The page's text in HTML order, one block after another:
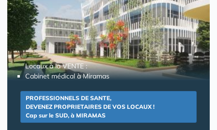
Locaux à la VENTE :
Cabinet médical à Miramas
PROFESSIONNELS DE SANTE,
DEVENEZ PROPRIETAIRES DE VOS LOCAUX !
Cap sur le SUD, à MIRAMAS